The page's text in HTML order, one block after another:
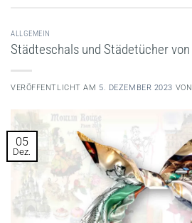
ALLGEMEIN
Städteschals und Städetücher
VERÖFFENTLICHT AM 5. DEZEMBER 2023 VON
05
Dez.